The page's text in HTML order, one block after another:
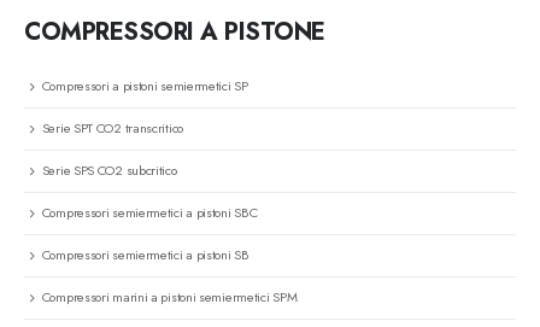
COMPRESSORI A PISTONE
Compressori a pistoni semiermetici SP
Serie SPT CO2 transcritico
Serie SPS CO2 subcritico
Compressori semiermetici a pistoni SBC
Compressori semiermetici a pistoni SB
Compressori marini a pistoni semiermetici SPM